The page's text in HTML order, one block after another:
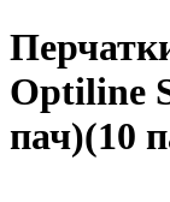
Optiline
пач)(10